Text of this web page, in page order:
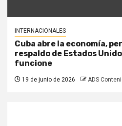
INTERNACIONALES
Cuba abre la economía,
respaldo de Estados
funcione
19 de junio de 2026 ADS